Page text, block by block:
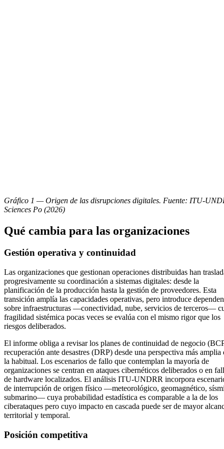
Gráfico 1 — Origen de las disrupciones digitales. Fuente: ITU-
Sciences Po (2026)
Qué cambia para las organizaciones
Gestión operativa y continuidad
Las organizaciones que gestionan operaciones distribuidas han
progresivamente su coordinación a sistemas digitales: desde la
planificación de la producción hasta la gestión de proveedores. Esta
transición amplía las capacidades operativas, pero introduce
sobre infraestructuras —conectividad, nube, servicios de terceros—
fragilidad sistémica pocas veces se evalúa con el mismo rigor que los
riesgos deliberados.
El informe obliga a revisar los planes de continuidad de negocio
recuperación ante desastres (DRP) desde una perspectiva más amplia
la habitual. Los escenarios de fallo que contemplan la mayoría de
organizaciones se centran en ataques cibernéticos deliberados o en
de hardware localizados. El análisis ITU-UNDRR incorpora
de interrupción de origen físico —meteorológico, geomagnético,
submarino— cuya probabilidad estadística es comparable a la de los
ciberataques pero cuyo impacto en cascada puede ser de mayor
territorial y temporal.
Posición competitiva